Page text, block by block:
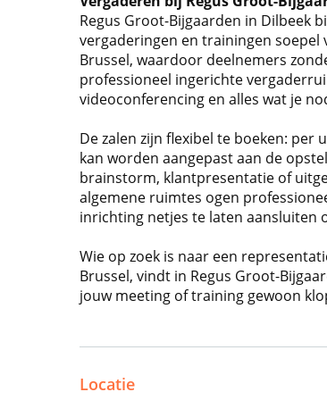
Regus Groot-Bijgaarden in Dilbeek
vergaderingen en trainingen
Brussel, waardoor deelnemers
professioneel ingerichte
videoconferencing en alles wat je
De zalen zijn flexibel te boeken: per
kan worden aangepast aan de
brainstorm, klantpresentatie of
algemene ruimtes ogen
inrichting netjes te laten aansluiten
Wie op zoek is naar een
Brussel, vindt in Regus Groot-
jouw meeting of training gewoon
Locatie